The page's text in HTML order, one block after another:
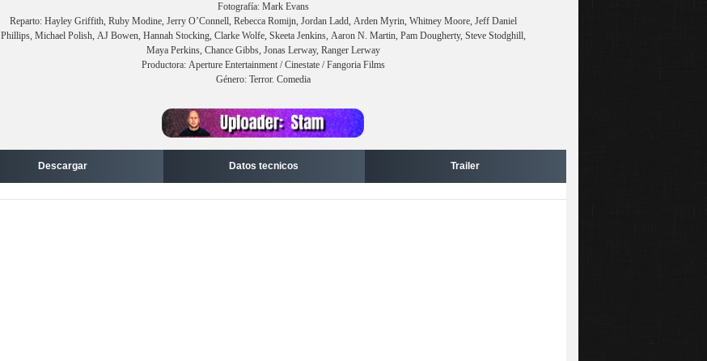
Fotografía: Mark Evans
Reparto: Hayley Griffith, Ruby Modine, Jerry O’Connell, Rebecca Romijn, Jordan Ladd, Arden Myrin, Whitney Moore, Jeff Daniel
Phillips, Michael Polish, AJ Bowen, Hannah Stocking, Clarke Wolfe, Skeeta Jenkins, Aaron N. Martin, Pam Dougherty, Steve Stodghill,
Maya Perkins, Chance Gibbs, Jonas Lerway, Ranger Lerway
Productora: Aperture Entertainment / Cinestate / Fangoria Films
Género: Terror. Comedia
Descargar Datos tecnicos Trailer